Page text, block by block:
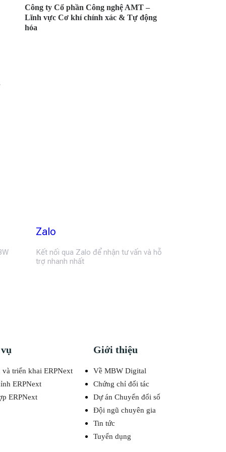
Công ty Cổ phần Công nghệ AMT –
Lĩnh vực Cơ khí chính xác & Tự động
hóa
Zalo
Kết nối qua Zalo để nhận tư vấn và hỗ
trợ nhanh nhất
và triển khai ERPNext
ERPNext
ERPNext
Giới thiệu
Về MBW Digital
Chứng chỉ đối tác
Dự án Chuyển đổi số
Đội ngũ chuyên gia
Tin tức
Tuyển dụng